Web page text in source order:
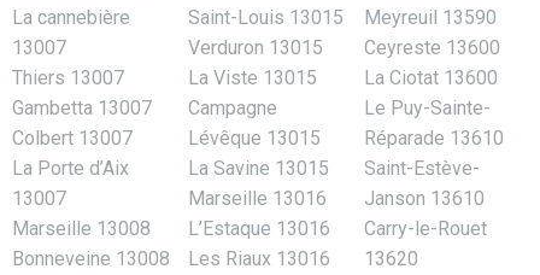
La cannebière
13007
Thiers 13007
Gambetta 13007
Colbert 13007
La Porte d’Aix
13007
Marseille 13008
Bonneveine 13008
Saint-Louis 13015
Verduron 13015
La Viste 13015
Campagne
Lévêque 13015
La Savine 13015
Marseille 13016
L’Estaque 13016
Les Riaux 13016
Meyreuil 13590
Ceyreste 13600
La Ciotat 13600
Le Puy-Sainte-
Réparade 13610
Saint-Estève-
Janson 13610
Carry-le-Rouet
13620